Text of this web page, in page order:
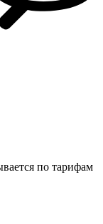
по тарифам